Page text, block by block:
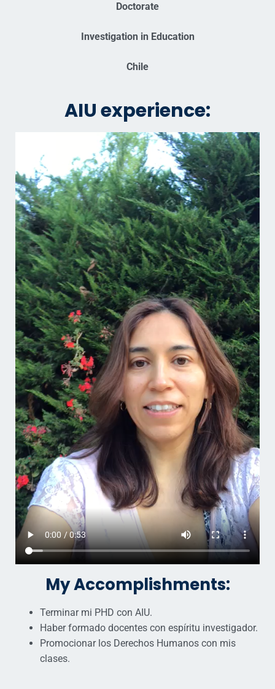
Doctorate
Investigation in Education
Chile
AIU experience:
My Accomplishments:
Terminar mi PHD con AIU.
Haber formado docentes con espíritu investigador.
Promocionar los Derechos Humanos con mis
clases.